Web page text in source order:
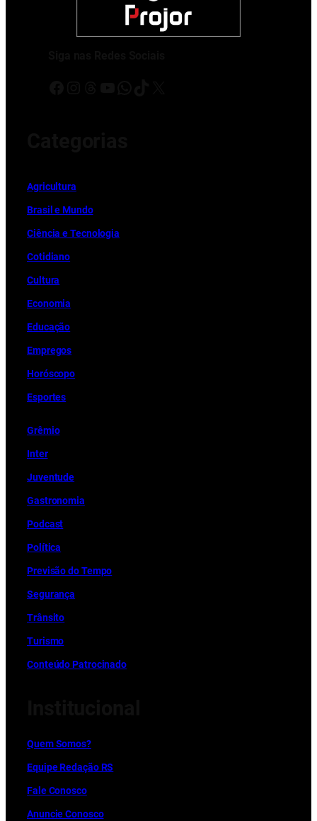
Agricultura
Brasil e Mundo
Ciência e Tecnologia
Cotidiano
Cultura
Economia
Educação
Empregos
Horóscopo
Esportes
Grêmio
Inter
Juventude
Gastronomia
Podcast
Política
Previsão do Tempo
Segurança
Trânsito
Turismo
Conteúdo Patrocinado
Quem Somos?
Equipe Redação RS
Fale Conosco
Anuncie Conosco